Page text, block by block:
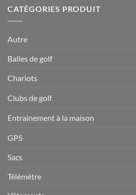
CATÉGORIES PRODUIT
Autre
Balles de golf
Chariots
Clubs de golf
Entrainement à la maison
GPS
Sacs
Télémètre